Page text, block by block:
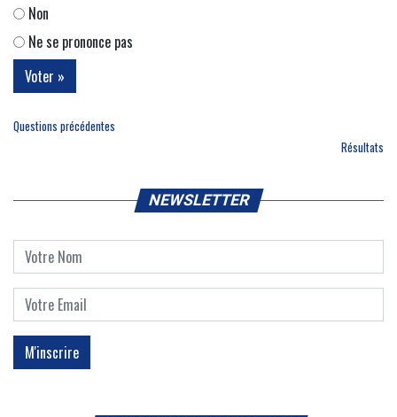
Non
Ne se prononce pas
Questions précédentes
Résultats
NEWSLETTER